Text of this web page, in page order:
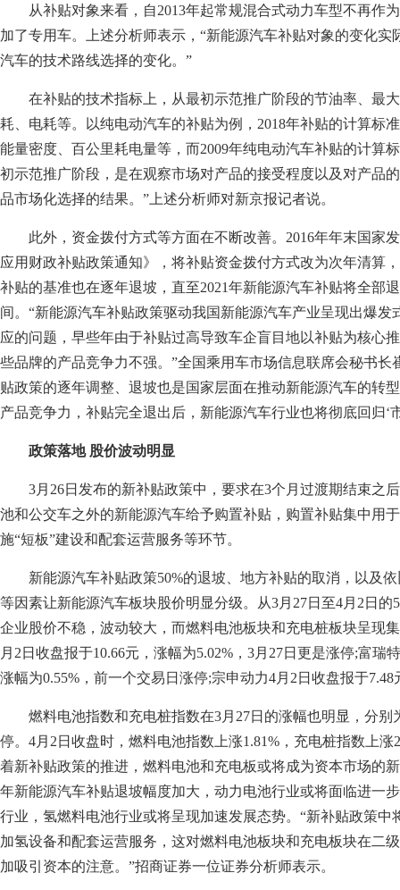
从补贴对象来看，自2013年起常规混合式动力车型不再作
加了专用车。上述分析师表示，“新能源汽车补贴对象的变化实
汽车的技术路线选择的变化。”
在补贴的技术指标上，从最初示范推广阶段的节油率、最
耗、电耗等。以纯电动汽车的补贴为例，2018年补贴的计算标
能量密度、百公里耗电量等，而2009年纯电动汽车补贴的计算
初示范推广阶段，是在观察市场对产品的接受程度以及对产品
品市场化选择的结果。”上述分析师对新京报记者说。
此外，资金拨付方式等方面在不断改善。2016年年末国家
应用财政补贴政策通知》，将补贴资金拨付方式改为次年清算
补贴的基准也在逐年退坡，直至2021年新能源汽车补贴将全部
间。“新能源汽车补贴政策驱动我国新能源汽车产业呈现出爆发
应的问题，早些年由于补贴过高导致车企盲目地以补贴为核心
些品牌的产品竞争力不强。”全国乘用车市场信息联席会秘书长
贴政策的逐年调整、退坡也是国家层面在推动新能源汽车的转
产品竞争力，补贴完全退出后，新能源汽车行业也将彻底回归‘
政策落地 股价波动明显
3月26日发布的新补贴政策中，要求在3个月过渡期结束之
池和公交车之外的新能源汽车给予购置补贴，购置补贴集中用
施“短板”建设和配套运营服务等环节。
新能源汽车补贴政策50%的退坡、地方补贴的取消，以及
等因素让新能源汽车板块股价明显分级。从3月27日至4月2日
企业股价不稳，波动较大，而燃料电池板块和充电桩板块呈现
月2日收盘报于10.66元，涨幅为5.02%，3月27日更是涨停;富瑞
涨幅为0.55%，前一个交易日涨停;宗申动力4月2日收盘报于7.48
燃料电池指数和充电桩指数在3月27日的涨幅也明显，分别
停。4月2日收盘时，燃料电池指数上涨1.81%，充电桩指数上涨
着新补贴政策的推进，燃料电池和充电板或将成为资本市场的
年新能源汽车补贴退坡幅度加大，动力电池行业或将面临进一
行业，氢燃料电池行业或将呈现加速发展态势。“新补贴政策中
加氢设备和配套运营服务，这对燃料电池板块和充电板块在二
加吸引资本的注意。”招商证券一位证券分析师表示。